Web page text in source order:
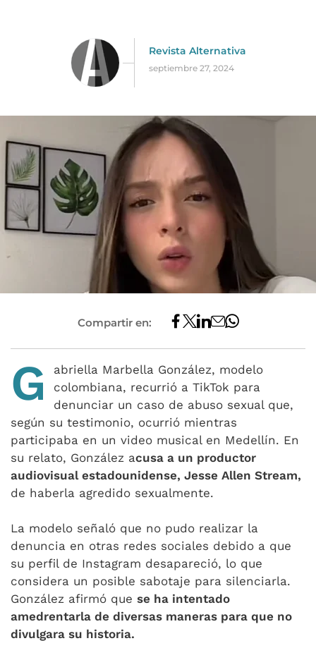
Revista Alternativa
septiembre 27, 2024
Compartir en:
G
abriella Marbella González, modelo
colombiana, recurrió a TikTok para
denunciar un caso de abuso sexual que,
según su testimonio, ocurrió mientras
participaba en un video musical en Medellín. En
su relato, González acusa a un productor
audiovisual estadounidense, Jesse Allen Stream,
de haberla agredido sexualmente.
La modelo señaló que no pudo realizar la
denuncia en otras redes sociales debido a que
su perfil de Instagram desapareció, lo que
considera un posible sabotaje para silenciarla.
González afirmó que se ha intentado
amedrentarla de diversas maneras para que no
divulgara su historia.